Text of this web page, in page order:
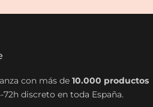
con más de 10.000 productos
discreto en toda España.